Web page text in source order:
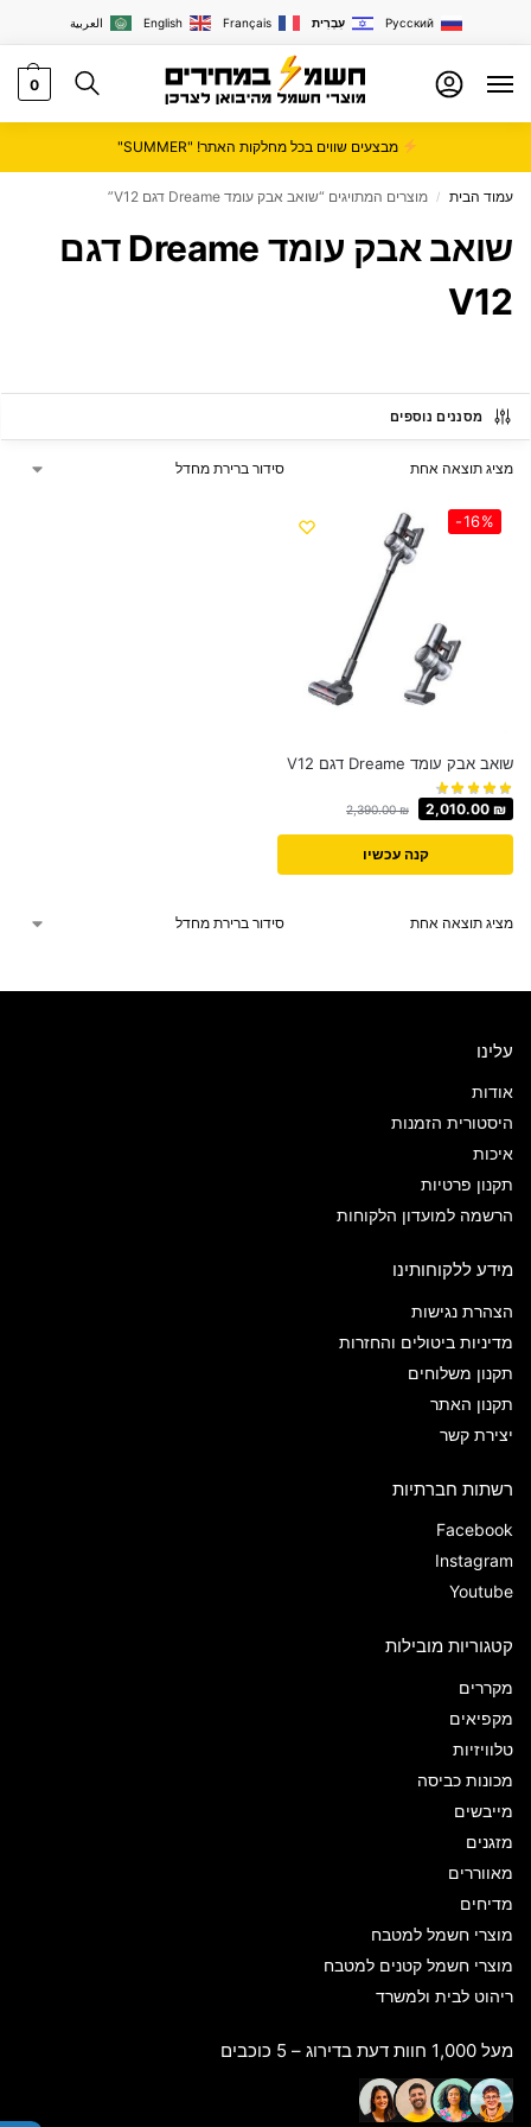
العربية English Français עִבְרִית Русский
0
מבצעים שווים בכל מחלקות האתר! "SUMMER"
עמוד הבית / מוצרים המתויגים “שואב אבק עומד Dreame דגם V12”
שואב אבק עומד Dreame דגם
V12
מסננים נוספים
מציג תוצאה אחת
-16%
שואב אבק עומד Dreame דגם V12
2,390.00₪ 2,010.00 ₪
קנה עכשיו
מציג תוצאה אחת
עלינו
אודות
היסטורית הזמנות
איכות
תקנון פרטיות
הרשמה למועדון הלקוחות
מידע ללקוחותינו
הצהרת נגישות
מדיניות ביטולים והחזרות
תקנון משלוחים
תקנון האתר
יצירת קשר
רשתות חברתיות
Facebook
Instagram
Youtube
קטגוריות מובילות
מקררים
מקפיאים
טלוויזיות
מכונות כביסה
מייבשים
מזגנים
מאווררים
מדיחים
מוצרי חשמל למטבח
מוצרי חשמל קטנים למטבח
ריהוט לבית ולמשרד
מעל 1,000 חוות דעת בדירוג – 5 כוכבים